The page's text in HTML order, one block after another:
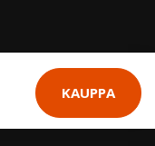
KAUPPA